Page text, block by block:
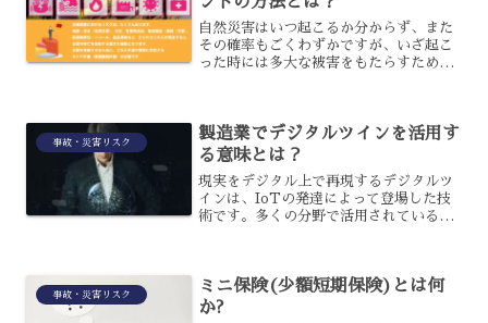
自然災害はいつ起こるか分からず、また
その確率もごくわずかですが、いざ起こ
った時には多大な被害をもたらすため、
企業として行うべき、自...
事故・災害リスク
製造業でデジタルツインを活用す
る意味とは？
現実をデジタル上で再現するデジタルツ
インは、IoTの発達によって登場した技
術です。多くの分野で活用されている技
でしょうか？製造業でデ...
事故・災害リスク
ミニ保険(少額短期保険)とは何
か?